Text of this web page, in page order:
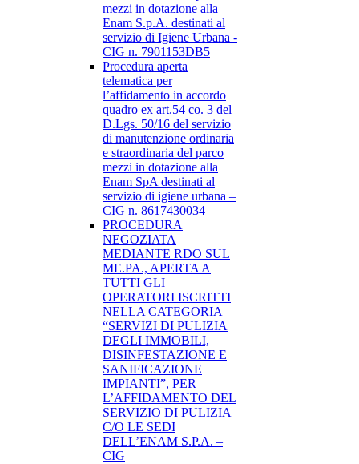
mezzi in dotazione alla
Enam S.p.A. destinati al
servizio di Igiene Urbana -
CIG n. 7901153DB5
Procedura aperta
telematica per
l’affidamento in accordo
quadro ex art.54 co. 3 del
D.Lgs. 50/16 del servizio
di manutenzione ordinaria
e straordinaria del parco
mezzi in dotazione alla
Enam SpA destinati al
servizio di igiene urbana –
CIG n. 8617430034
PROCEDURA
NEGOZIATA
MEDIANTE RDO SUL
ME.PA., APERTA A
TUTTI GLI
OPERATORI ISCRITTI
NELLA CATEGORIA
“SERVIZI DI PULIZIA
DEGLI IMMOBILI,
DISINFESTAZIONE E
SANIFICAZIONE
IMPIANTI”, PER
L’AFFIDAMENTO DEL
SERVIZIO DI PULIZIA
C/O LE SEDI
DELL’ENAM S.P.A. –
CIG